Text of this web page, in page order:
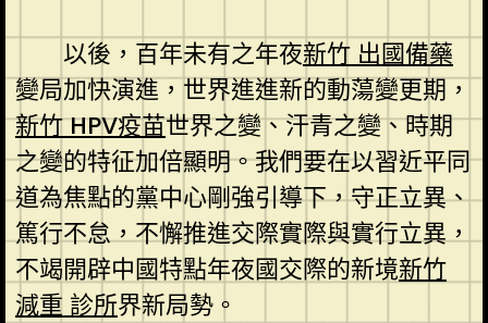
以後，百年未有之年夜新竹 出國備藥
變局加快演進，世界進進新的動蕩變更期，
新竹 HPV疫苗世界之變、汗青之變、時期
之變的特征加倍顯明。我們要在以習近平同
道為焦點的黨中心剛強引導下，守正立異、
篤行不怠，不懈推進交際實際與實行立異，
不竭開辟中國特點年夜國交際的新境新竹
減重 診所界新局勢。